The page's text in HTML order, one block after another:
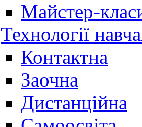
Майстер-
Технології
Контактна
Заочна
Дистанційна